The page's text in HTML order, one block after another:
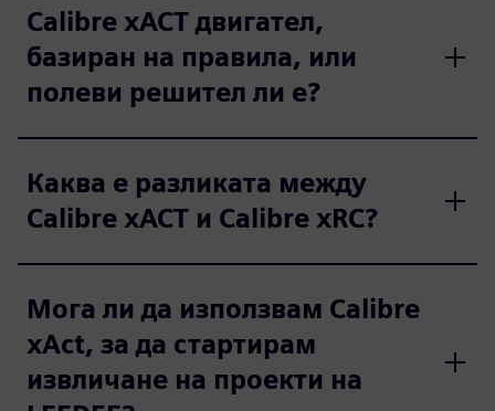
Calibre xACT двигател,
базиран на правила, или
полеви решител ли е?
Каква е разликата между
Calibre xACT и Calibre xRC?
Мога ли да използвам Calibre
xAct, за да стартирам
извличане на проекти на